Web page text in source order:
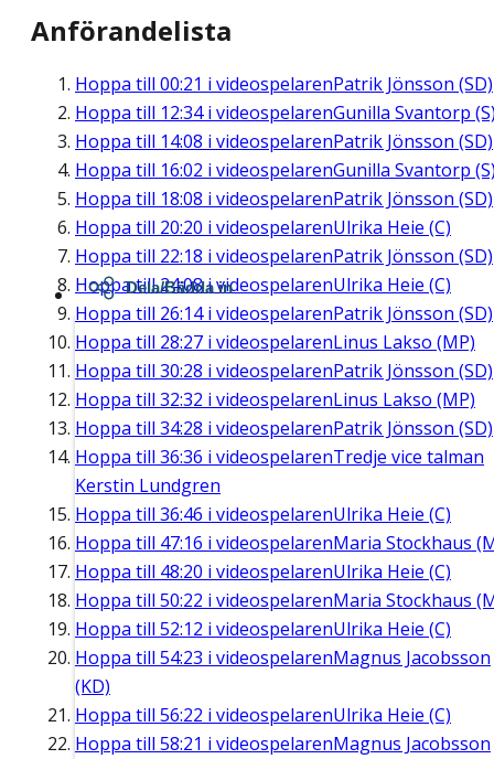
Anförandelista
Hoppa till 00:21 i videospelarenPatrik Jönsson (SD)
Hoppa till 12:34i videospelarenGunilla Svantorp
Hoppa till 14:08 i videospelarenPatrik Jönsson (SD)
Hoppa till 16:02 i videospelarenGunilla Svantorp
Hoppa till 18:08 i videospelarenPatrik Jönsson (SD)
Hoppa till 20:20 i videospelarenUlrika Heie (C)
Hoppa till 22:18 i videospelarenPatrik Jönsson (SD)
Hoppa till24:08i videospelarenUlrika Heie (C)
Hoppa till 26:14i videospelarenPatrik Jönsson (SD)
Hoppa till 28:27 i videospelarenLinus Lakso (MP)
Hoppa till 30:28 i videospelarenPatrik Jönsson (SD)
Hoppa till 32:32 i videospelarenLinus Lakso (MP)
Hoppa till 34:28 i videospelarenPatrik Jönsson (SD)
Hoppa till 36:36 i videospelarenTredje vice talman
Kerstin Lundgren
Hoppa till 36:46 i videospelarenUlrika Heie (C)
Hoppa till 47:16 i videospelarenMaria Stockhaus
Hoppa till 48:20 i videospelarenUlrika Heie (C)
Hoppa till 50:22 i videospelarenMaria Stockhaus
Hoppa till 52:12 i videospelarenUlrika Heie (C)
Hoppa till 54:23 i videospelarenMagnus Jacobsson
(KD)
Hoppa till 56:22 i videospelarenUlrika Heie (C)
Hoppa till 58:21 i videospelarenMagnus Jacobsson
Dela/Bädda in